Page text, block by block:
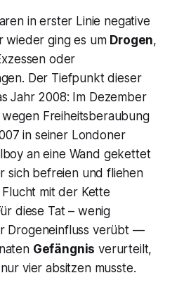
in erster Linie negative
wieder ging es um Drogen,
oder
Der Tiefpunkt dieser
Jahr 2008: Im Dezember
Freiheitsberaubung
in seiner Londoner
an eine Wand gekettet
sich befreien und fliehen
mit der Kette
diese Tat – wenig
Drogeneinfluss verübt —
Gefängnis verurteilt,
vier absitzen musste.